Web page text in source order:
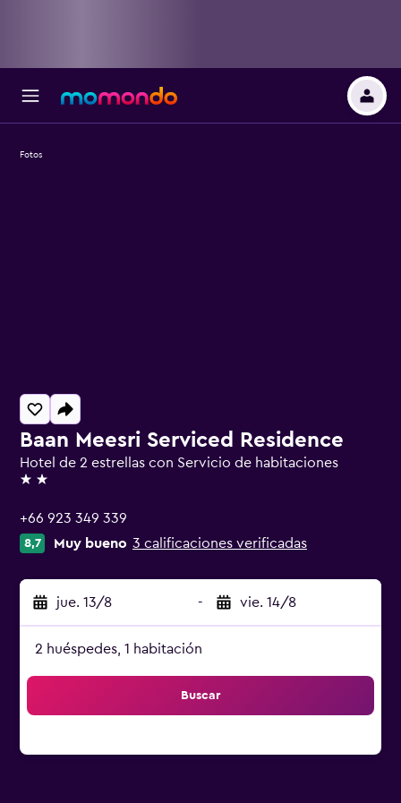
Baan Meesri Serviced Residence
Hotel de 2 estrellas con Servicio de habitaciones
2 estrellas
+66 923 349 339
8,7 Muy bueno 3 calificaciones verificadas
jue. 13/8 - vie. 14/8
2 huéspedes, 1 habitación
Buscar
Fotos